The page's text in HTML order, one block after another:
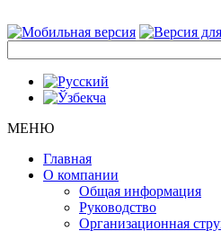
МЕНЮ
Главная
О компании
Общая информация
Руководство
Организационная